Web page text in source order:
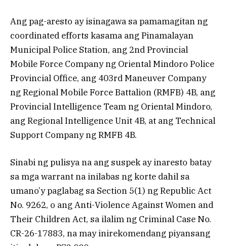
Ang pag-aresto ay isinagawa sa pamamagitan ng
coordinated efforts kasama ang Pinamalayan
Municipal Police Station, ang 2nd Provincial
Mobile Force Company ng Oriental Mindoro Police
Provincial Office, ang 403rd Maneuver Company
ng Regional Mobile Force Battalion (RMFB) 4B, ang
Provincial Intelligence Team ng Oriental Mindoro,
ang Regional Intelligence Unit 4B, at ang Technical
Support Company ng RMFB 4B.
Sinabi ng pulisya na ang suspek ay inaresto batay
sa mga warrant na inilabas ng korte dahil sa
umano’y paglabag sa Section 5(1) ng Republic Act
No. 9262, o ang Anti-Violence Against Women and
Their Children Act, sa ilalim ng Criminal Case No.
CR-26-17883, na may inirekomendang piyansang